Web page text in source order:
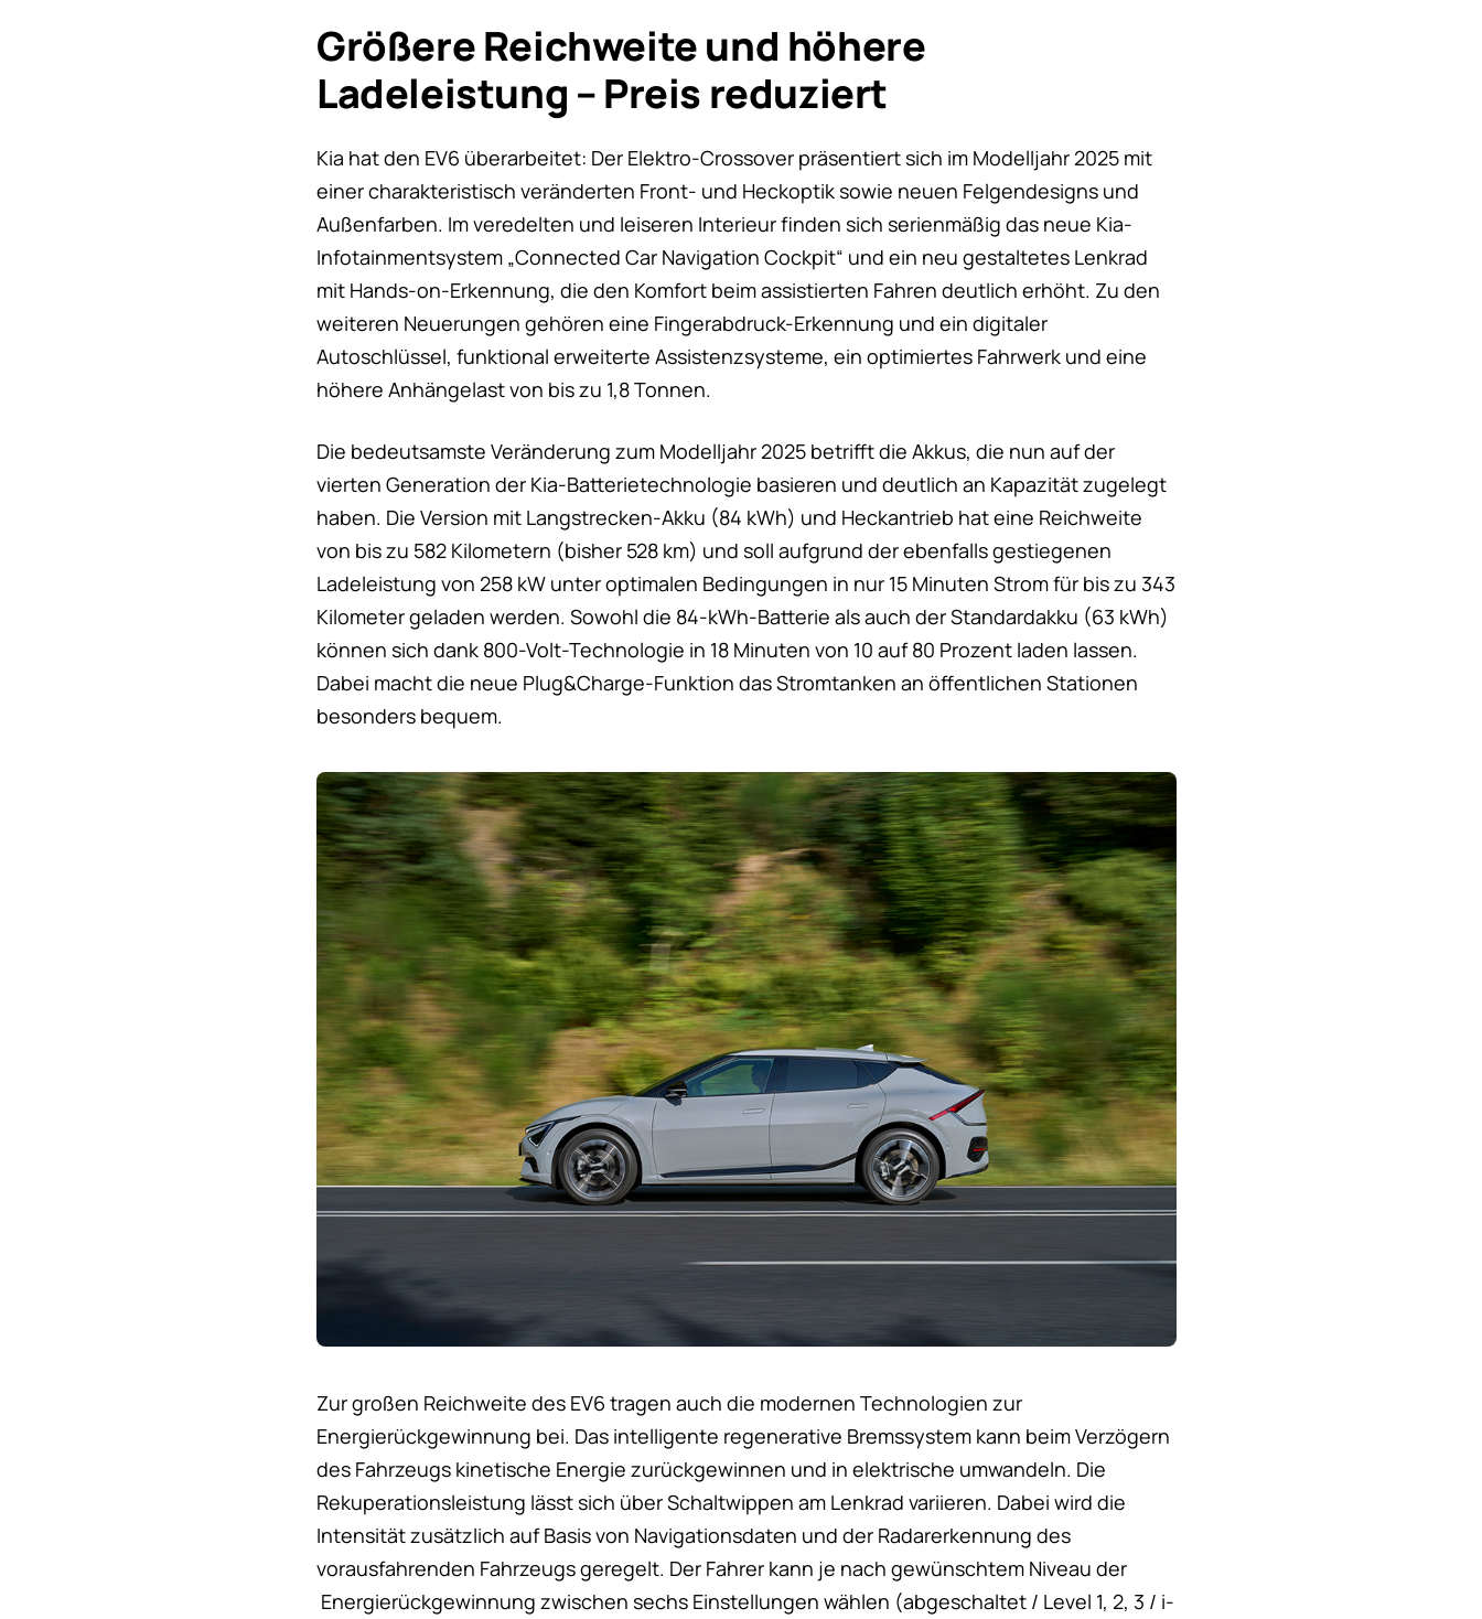
Größere Reichweite und höhere
Ladeleistung – Preis reduziert
Kia hat den EV6 überarbeitet: Der Elektro-Crossover präsentiert sich im Modelljahr 2025 mit
einer charakteristisch veränderten Front- und Heckoptik sowie neuen Felgendesigns und
Außenfarben. Im veredelten und leiseren Interieur finden sich serienmäßig das neue Kia-
Infotainmentsystem „Connected Car Navigation Cockpit“ und ein neu gestaltetes Lenkrad
mit Hands-on-Erkennung, die den Komfort beim assistierten Fahren deutlich erhöht. Zu den
weiteren Neuerungen gehören eine Fingerabdruck-Erkennung und ein digitaler
Autoschlüssel, funktional erweiterte Assistenzsysteme, ein optimiertes Fahrwerk und eine
höhere Anhängelast von bis zu 1,8 Tonnen.
Die bedeutsamste Veränderung zum Modelljahr 2025 betrifft die Akkus, die nun auf der
vierten Generation der Kia-Batterietechnologie basieren und deutlich an Kapazität zugelegt
haben. Die Version mit Langstrecken-Akku (84 kWh) und Heckantrieb hat eine Reichweite
von bis zu 582 Kilometern (bisher 528 km) und soll aufgrund der ebenfalls gestiegenen
Ladeleistung von 258 kW unter optimalen Bedingungen in nur 15 Minuten Strom für bis zu 343
Kilometer geladen werden. Sowohl die 84-kWh-Batterie als auch der Standardakku (63 kWh)
können sich dank 800-Volt-Technologie in 18 Minuten von 10 auf 80 Prozent laden lassen.
Dabei macht die neue Plug&Charge-Funktion das Stromtanken an öffentlichen Stationen
besonders bequem.
Zur großen Reichweite des EV6 tragen auch die modernen Technologien zur
Energierückgewinnung bei. Das intelligente regenerative Bremssystem kann beim Verzögern
des Fahrzeugs kinetische Energie zurückgewinnen und in elektrische umwandeln. Die
Rekuperationsleistung lässt sich über Schaltwippen am Lenkrad variieren. Dabei wird die
Intensität zusätzlich auf Basis von Navigationsdaten und der Radarerkennung des
vorausfahrenden Fahrzeugs geregelt. Der Fahrer kann je nach gewünschtem Niveau der
Energierückgewinnung zwischen sechs Einstellungen wählen (abgeschaltet / Level 1, 2, 3 / i-